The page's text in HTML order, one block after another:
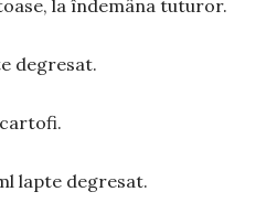
la îndemâna tuturor.
degre­sat.
lapte degre­sat.